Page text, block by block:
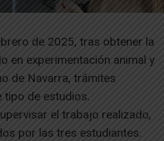
de 2025, tras obtener la
en experimentación animal y
de Navarra, trámites
tipo de estudios.
el trabajo realizado,
por las tres estudiantes.